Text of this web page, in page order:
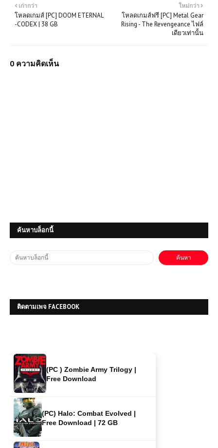
ใหม่กว่า
โหลดเกมส์ฟรี [PC] Metal Gear
Rising - The Revengeance ไฟล์
เดียวเท่านั้น
เก่ากว่า
โหลดเกมส์ [PC] DOOM ETERNAL
-CODEX | 38 GB
0 ความคิดเห็น
ค้นหาบล็อกนี้
ติดตามเพจ FACEBOOK
โหลดเกมส์ StarRupture เล่นฟรี เกม
อันตราย
(PC) Halo: Combat Evolved |
Free Download | 72 GB
(PC) Naruto: Ultimate Ninja Storm
Free Download | 6.2 GB